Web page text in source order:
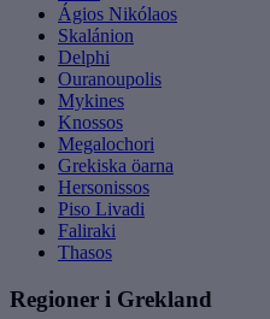
Ágios Nikólaos
Skalánion
Delphi
Ouranoupolis
Mykines
Knossos
Megalochori
Grekiska öarna
Hersonissos
Piso Livadi
Faliraki
Thasos
Regioner i Grekland